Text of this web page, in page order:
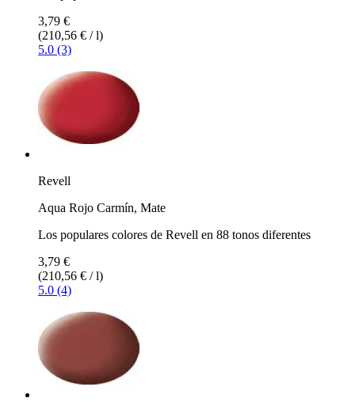
3,79 €
(210,56 € / l)
5.0 (3)
Revell
Aqua Rojo Carmín, Mate
Los populares colores de Revell en 88 tonos diferentes
3,79 €
(210,56 € / l)
5.0 (4)